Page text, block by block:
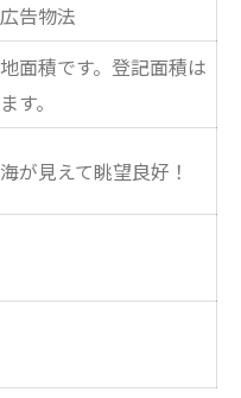
告物法
面積です。登記面積は
す。
が見えて眺望良好！